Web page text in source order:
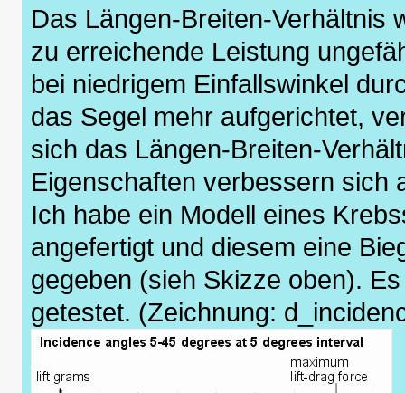
Das Längen-Breiten-Verhältnis
zu erreichende Leistung
bei niedrigem Einfallswinkel
das Segel mehr aufgerichtet,
sich das Längen-Breiten-
Eigenschaften verbessern sich
Ich habe ein Modell eines
angefertigt und diesem eine
gegeben (sieh Skizze oben).
getestet. (Zeichnung: